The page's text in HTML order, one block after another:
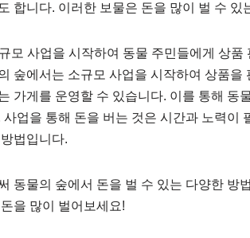
합니다. 이러한 보물은 돈을 많이 벌 수 있
모 사업을 시작하여 동물 주민들에게 상품
숲에서는 소규모 사업을 시작하여 상품을
가게를 운영할 수 있습니다. 이를 통해 동
사업을 통해 돈을 버는 것은 시간과 노력이
법입니다.
동물의 숲에서 돈을 벌 수 있는 다양한 방
을 많이 벌어보세요!